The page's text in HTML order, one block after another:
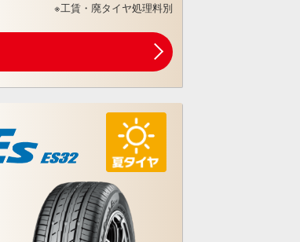
※工賃・廃タイヤ処理料別